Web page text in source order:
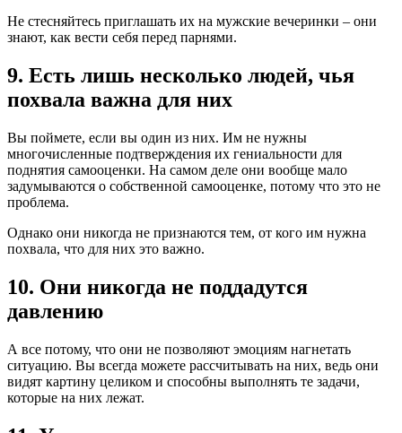
Не стесняйтесь приглашать их на мужские вечеринки – они
знают, как вести себя перед парнями.
9. Есть лишь несколько людей, чья
похвала важна для них
Вы поймете, если вы один из них. Им не нужны
многочисленные подтверждения их гениальности для
поднятия самооценки. На самом деле они вообще мало
задумываются о собственной самооценке, потому что это не
проблема.
Однако они никогда не признаются тем, от кого им нужна
похвала, что для них это важно.
10. Они никогда не поддадутся
давлению
А все потому, что они не позволяют эмоциям нагнетать
ситуацию. Вы всегда можете рассчитывать на них, ведь они
видят картину целиком и способны выполнять те задачи,
которые на них лежат.